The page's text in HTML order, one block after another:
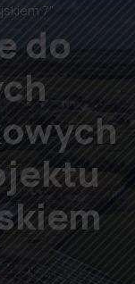
7”
do